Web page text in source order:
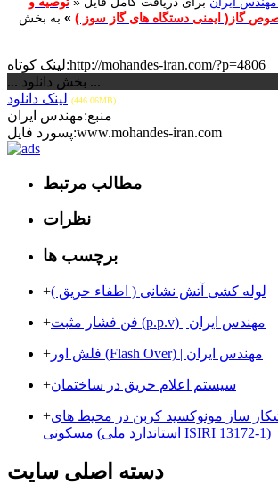
گاز( ایمنی دستگاه های گاز سوز ) » به بخش
لینک کوتاه:http://mohandes-iran.com/?p=4806
... بخش دانلود ...
لینک دانلود
(446.06MB)
منبع:مهندس ایران
پسورد فایل:www.mohandes-iran.com
مطالب مرتبط
نظرات
برچسب ها
+لوله کشی آتش نشانی ( اطفاء حریق )
+ فن فشار مثبت (p.p.v) | مهندس ایران
+ فلش اور (Flash Over) | مهندس ایران
+سیستم اعلام حریق در ساختمان
+ساز مونوکسید کربن در محیط های
مسکونی (استاندارد ملی ISIRI 13172-1)
دسته اصلی سایت